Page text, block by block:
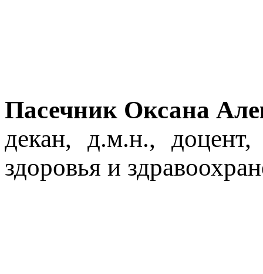
Пасечник Оксана
декан, д.м.н.,
здоровья и